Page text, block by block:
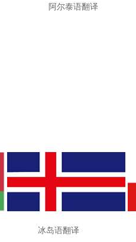
阿尔泰语翻译
冰岛语翻译